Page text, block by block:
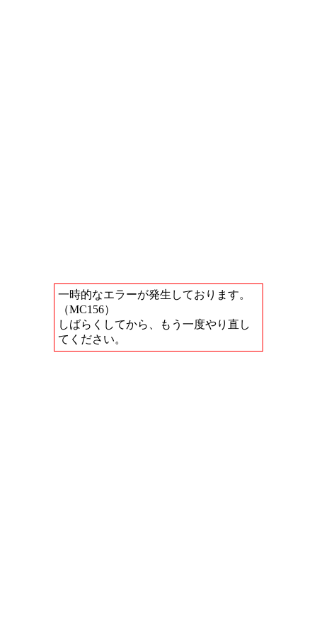
一時的なエラーが発生しております。
（MC156）
しばらくしてから、もう一度やり直し
てください。